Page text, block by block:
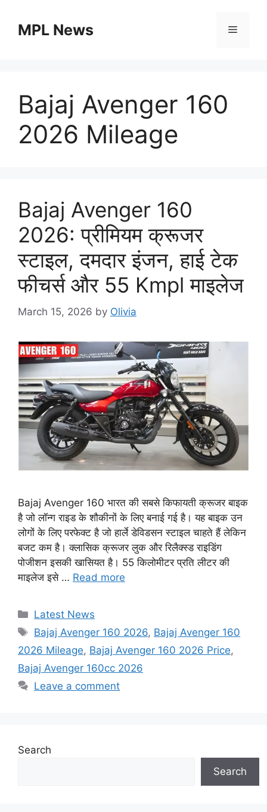
contentMPL News Menu
Bajaj Avenger 160
2026 Mileage
Bajaj Avenger 160
2026: प्रीमियम क्रूजर
स्टाइल, दमदार इंजन, हाई टेक
फीचर्स और 55 Kmpl माइलेज
March 15, 2026 by Olivia
Bajaj Avenger 160 भारत की सबसे किफायती क्रूजर बाइक
है जो लॉन्ग राइड के शौकीनों के लिए बनाई गई है। यह बाइक उन
लोगों के लिए परफेक्ट है जो हार्ले डेविडसन स्टाइल चाहते हैं लेकिन
बजट कम है। क्लासिक क्रूजर लुक और रिलैक्स्ड राइडिंग
पोजीशन इसकी खासियत है। 55 किलोमीटर प्रति लीटर की
माइलेज इसे … Read more
Categories
Latest News
Tags
Bajaj Avenger 160 2026, Bajaj Avenger 160
2026 Mileage, Bajaj Avenger 160 2026 Price,
Bajaj Avenger 160cc 2026
Leave a comment
Search
Search